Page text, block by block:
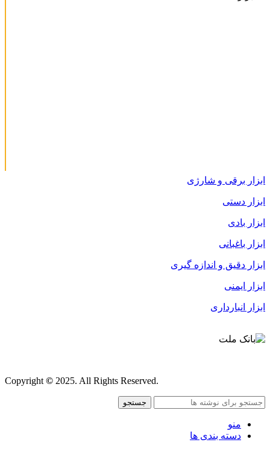
ابزار برقی و شارژی
ابزار دستی
ابزار بادی
ابزار باغبانی
ابزار دقیق و اندازه گیری
ابزار ایمنی
ابزار انبارداری
Copyright© 2025. All Rights Reserved.
جستجو
منو
دسته بندی ها